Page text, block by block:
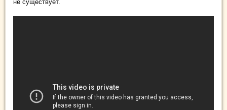
не существует.